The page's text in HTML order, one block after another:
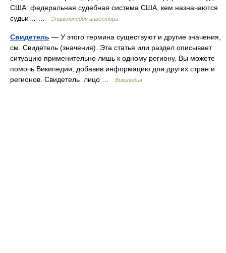
США: федеральная судебная система США, кем назначаются
судьи… …
Энциклопедия инвестора
Свидетель — У этого термина существуют и другие значения,
см. Свидетель (значения). Эта статья или раздел описывает
ситуацию применительно лишь к одному региону. Вы можете
помочь Википедии, добавив информацию для других стран и
регионов. Свидетель лицо …
Википедия